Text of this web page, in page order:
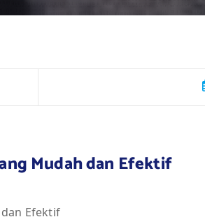
Mudah dan Efektif
Efektif